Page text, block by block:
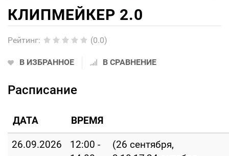
КЛИПМЕЙКЕР 2.0
Рейтинг: (0.0)
В ИЗБРАННОЕ В СРАВНЕНИЕ
Расписание
ДАТА ВРЕМЯ
26.09.2026
12:00 -
(26 сентября,